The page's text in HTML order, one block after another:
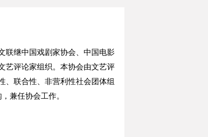
联继中国戏剧家协会、中国电影
艺评论家组织。本协会由文艺评
、联合性、非营利性社会团体组
兼任协会工作。